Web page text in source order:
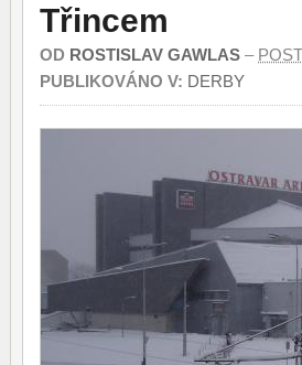
Třincem
OD ROSTISLAV GAWLAS –
PUBLIKOVÁNO V: DERBY